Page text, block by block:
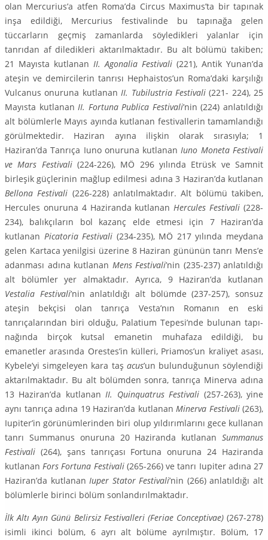
olan Mercurius’a atfen Roma’da Circus Maximus’ta bir tapınak
inşa edildiği, Mercurius festivalinde bu tapınağa gelen
tüccarların geçmiş zaman­larda söyledikleri yalanlar için
tanrıdan af diledikleri aktarılmaktadır. Bu alt bölümü takiben;
21 Mayısta kutlanan II. Agonalia Festivali (221), Antik Yu­nan’da
ateşin ve demircilerin tanrısı Hephaistos’un Roma’daki karşılığı
Vul­canus onuruna kutlananII. Tubilustria Festivali(221- 224), 25
Mayısta kutla­nanII. Fortuna Publica Festivali’nin (224) anlatıldığı
alt bölümlerle Mayıs ayında kutlanan festivallerin tamamlandığı
görülmektedir. Haziran ayına iliş­kin olarak sırasıyla; 1
Haziran’da Tanrıça Iuno onuruna kutlananIuno Moneta Festivali
ve Mars Festivali(224-226), MÖ 296 yılında Etrüsk ve Samnit
birleşik güçlerinin mağlup edilmesi adına 3 Haziran’da kutlanan
Bellona Festivali (226-228) anlatılmaktadır. Alt bölümü takiben,
Hercules onuruna 4 Hazi­randa kutlananHercules Festivali (228-
234), balıkçıların bol kazanç elde et­mesi için 7 Haziran’da
kutlanan Picatoria Festivali (234-235), MÖ 217 yılında meydana
gelen Kartaca yenilgisi üzerine 8 Haziran gününün tanrı Mens’e
adanması adına kutlanan Mens Festivali’nin (235-237) anlatıldığı
alt bölüm­ler yer almaktadır. Ayrıca, 9 Haziran’da kutlanan
Vestalia Festivali’nin anla­tıldığı alt bölümde (237-257), sonsuz
ateşin bekçisi olan tanrıça Vesta’nın Ro­manın en eski
tanrıçalarından biri olduğu, Palatium Tepesi’nde bulunan tapı­
nağında birçok kutsal emanetin muhafaza edildiği, bu
emanetler arasında Orestes’in külleri, Priamos’un kraliyet asası,
Kybele’yi simgeleyen kara taş acus’un bulunduğunun söylendiği
aktarılmaktadır. Bu alt bölümden sonra, tanrıça Minerva adına
13 Haziran’da kutlananII. Quinquatrus Festivali (257-263), yine
aynı tanrıça adına 19 Haziran’da kutlanan Minerva Festivali(263),
Iupiter’in görünümlerinden biri olup yıldırımlarını gece kullanan
tanrı Sum­manus onuruna 20 Haziranda kutlanan Summanus
Festivali (264), şans tan­rıçası Fortuna onuruna 24 Haziranda
kutlananFors Fortuna Festivali(265-266) ve tanrı Iupiter adına 27
Haziran’da kutlananIuper Stator Festivali’nin (266) anlatıldığı alt
bölümlerle birinci bölüm sonlandırılmaktadır.
İlk Altı Ayın Günü Belirsiz Festivalleri (Feriae Conceptivae)(267-278)
isimli ikinci bölüm, 6 ayrı alt bölüme ayrılmıştır. Bölüm, 17